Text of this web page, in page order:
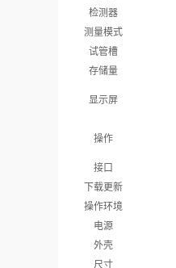
检测器
测量模式
试管槽
存储量
显示屏
操作
接口
下载更新
操作环境
电源
外壳
尺寸